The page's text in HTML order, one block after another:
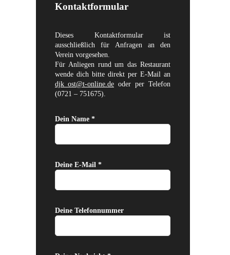
Kontaktformular
Dieses Kontaktformular ist
ausschließlich für Anfragen an den
Verein vorgesehen.
Für Anliegen rund um das Restaurant
wende dich bitte direkt per E-Mail an
djk_ost@t-online.de oder per Telefon
(0721 – 751675).
Dein Name *
Deine E-Mail *
Deine Telefonnummer